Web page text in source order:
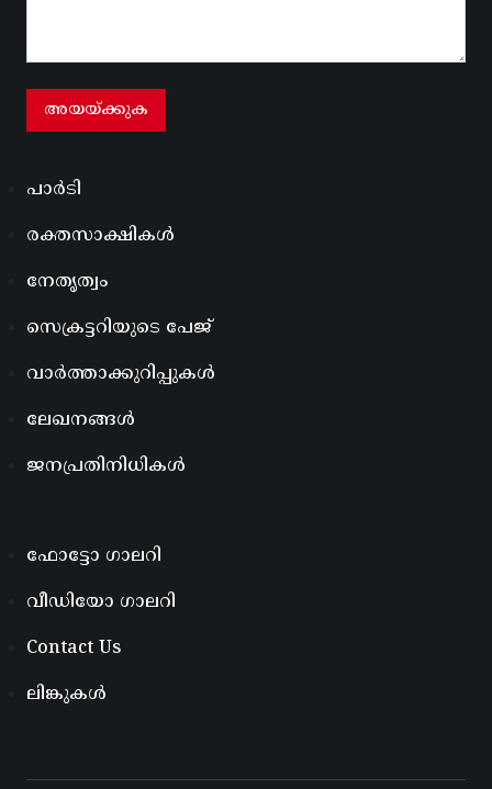
പാർടി
രക്തസാക്ഷികൾ
നേതൃത്വം
സെക്രട്ടറിയുടെ പേജ്
വാർത്താക്കുറിപ്പുകൾ
ലേഖനങ്ങൾ
ജനപ്രതിനിധികൾ
ഫോട്ടോ ഗാലറി
വീഡിയോ ഗാലറി
Contact Us
ലിങ്കുകൾ